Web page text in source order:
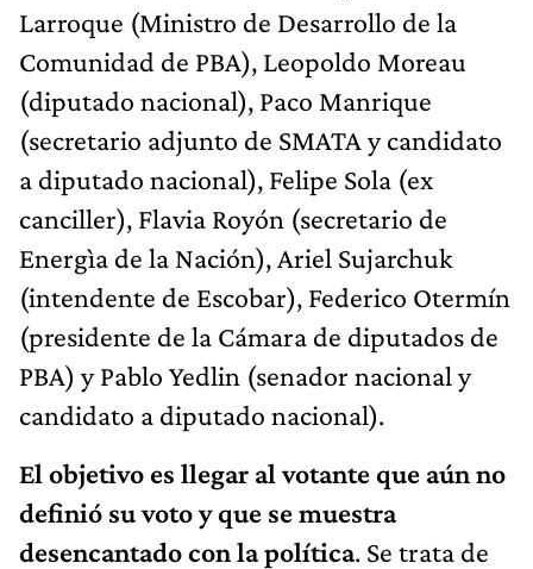
Larroque (Ministro de Desarrollo de la
Comunidad de PBA), Leopoldo Moreau
(diputado nacional), Paco Manrique
(secretario adjunto de SMATA y candidato
a diputado nacional), Felipe Sola (ex
canciller), Flavia Royón (secretario de
Energìa de la Nación), Ariel Sujarchuk
(intendente de Escobar), Federico Otermín
(presidente de la Cámara de diputados de
PBA) y Pablo Yedlin (senador nacional y
candidato a diputado nacional).
El objetivo es llegar al votante que aún no
definió su voto y que se muestra
desencantado con la política. Se trata de